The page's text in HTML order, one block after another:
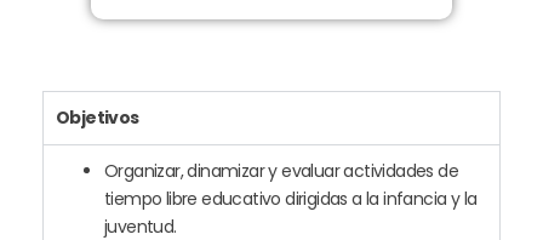
Objetivos
Organizar, dinamizar y evaluar actividades de
tiempo libre educativo dirigidas a la infancia y la
juventud.